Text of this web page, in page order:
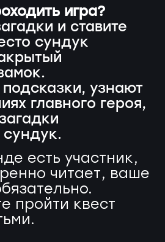
игра?
и ставите
сундук
узнают
главного героя,
есть участник,
читает, ваше
пройти квест